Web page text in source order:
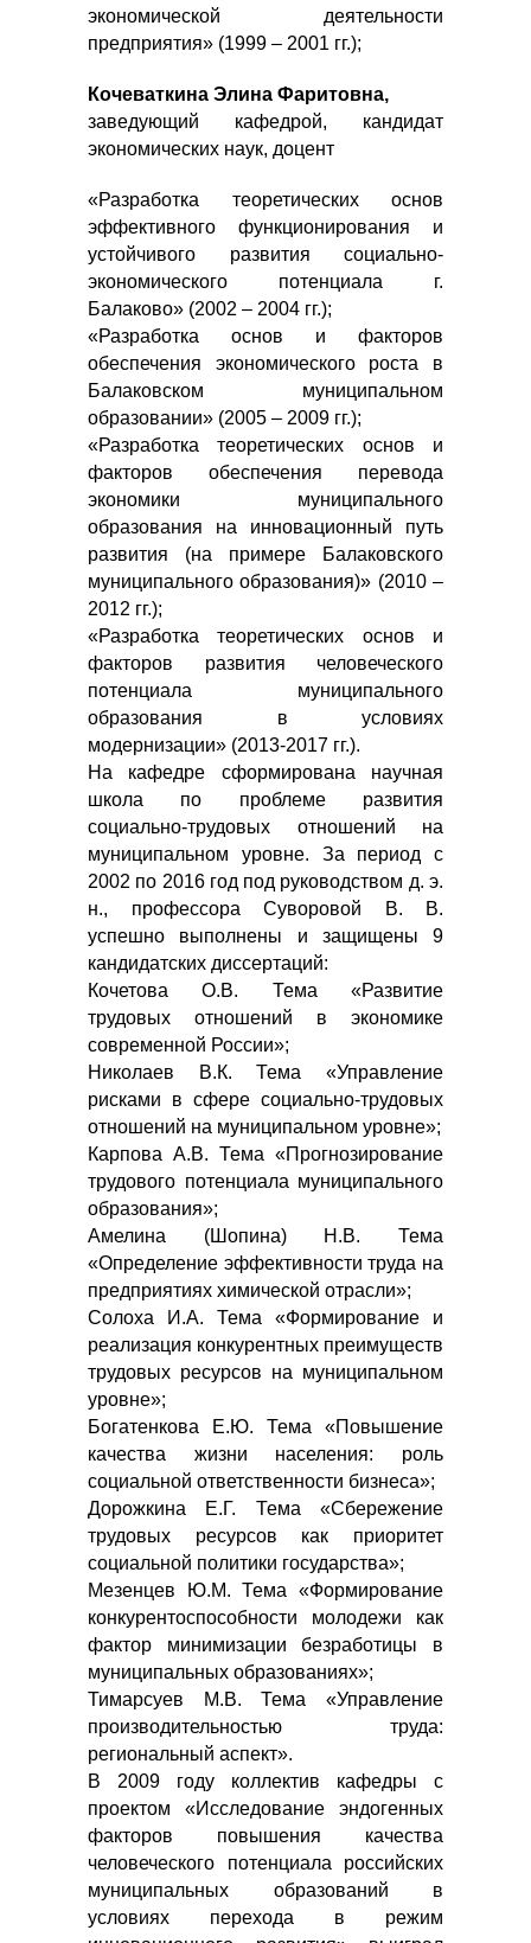
экономической деятельности
предприятия» (1999 – 2001 гг.);
Кочеваткина Элина Фаритовна,
заведующий кафедрой, кандидат
экономических наук, доцент
«Разработка теоретических основ
эффективного функционирования и
устойчивого развития социально-
экономического потенциала г.
Балаково» (2002 – 2004 гг.);
«Разработка основ и факторов
обеспечения экономического роста в
Балаковском муниципальном
образовании» (2005 – 2009 гг.);
«Разработка теоретических основ и
факторов обеспечения перевода
экономики муниципального
образования на инновационный путь
развития (на примере Балаковского
муниципального образования)» (2010 –
2012 гг.);
«Разработка теоретических основ и
факторов развития человеческого
потенциала муниципального
образования в условиях
модернизации» (2013-2017 гг.).
На кафедре сформирована научная
школа по проблеме развития
социально-трудовых отношений на
муниципальном уровне. За период с
2002 по 2016 год под руководством д. э.
н., профессора Суворовой В. В.
успешно выполнены и защищены 9
кандидатских диссертаций:
Кочетова О.В. Тема «Развитие
трудовых отношений в экономике
современной России»;
Николаев В.К. Тема «Управление
рисками в сфере социально-трудовых
отношений на муниципальном уровне»;
Карпова А.В. Тема «Прогнозирование
трудового потенциала муниципального
образования»;
Амелина (Шопина) Н.В. Тема
«Определение эффективности труда на
предприятиях химической отрасли»;
Солоха И.А. Тема «Формирование и
реализация конкурентных преимуществ
трудовых ресурсов на муниципальном
уровне»;
Богатенкова Е.Ю. Тема «Повышение
качества жизни населения: роль
социальной ответственности бизнеса»;
Дорожкина Е.Г. Тема «Сбережение
трудовых ресурсов как приоритет
социальной политики государства»;
Мезенцев Ю.М. Тема «Формирование
конкурентоспособности молодежи как
фактор минимизации безработицы в
муниципальных образованиях»;
Тимарсуев М.В. Тема «Управление
производительностью труда:
региональный аспект».
В 2009 году коллектив кафедры с
проектом «Исследование эндогенных
факторов повышения качества
человеческого потенциала российских
муниципальных образований в
условиях перехода в режим